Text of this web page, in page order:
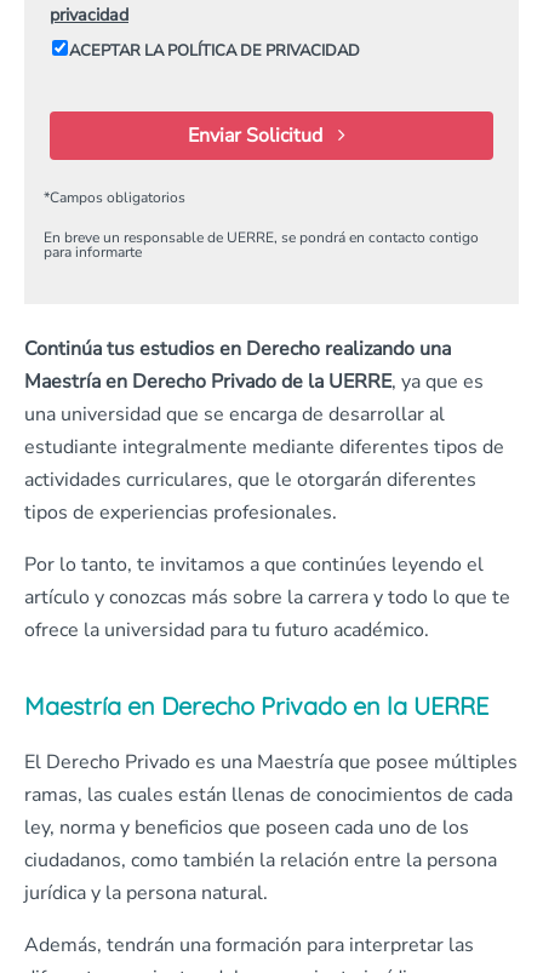
privacidad
ACEPTAR LA POLÍTICA DE PRIVACIDAD
Enviar Solicitud
*Campos obligatorios
En breve un responsable de UERRE, se pondrá en contacto contigo
para informarte
Continúa tus estudios en Derecho realizando una
Maestría en Derecho Privado de la UERRE, ya que es
una universidad que se encarga de desarrollar al
estudiante integralmente mediante diferentes tipos de
actividades curriculares, que le otorgarán diferentes
tipos de experiencias profesionales.
Por lo tanto, te invitamos a que continúes leyendo el
artículo y conozcas más sobre la carrera y todo lo que te
ofrece la universidad para tu futuro académico.
Maestría en Derecho Privado en la UERRE
El Derecho Privado es una Maestría que posee múltiples
ramas, las cuales están llenas de conocimientos de cada
ley, norma y beneficios que poseen cada uno de los
ciudadanos, como también la relación entre la persona
jurídica y la persona natural.
Además, tendrán una formación para interpretar las